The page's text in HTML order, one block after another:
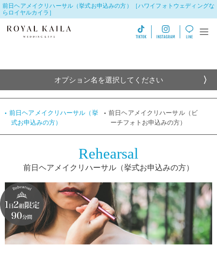
前日ヘアメイクリハーサル（挙式お申込みの方）［ハワイフォトウェディングな
らロイヤルカイラ］
オプション名を選択してください
前日ヘアメイクリハーサル（挙
式お申込みの方）
前日ヘアメイクリハーサル（ビ
ーチフォトお申込みの方）
Rehearsal
前日ヘアメイクリハーサル （挙式お申込みの方）